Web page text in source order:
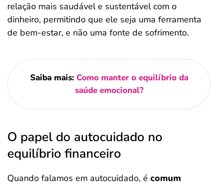
relação mais saudável e sustentável com o
dinheiro, permitindo que ele seja uma ferramenta
de bem-estar, e não uma fonte de sofrimento.
Saiba mais: Como manter o equilíbrio da
saúde emocional?
O papel do autocuidado no
equilíbrio financeiro
Quando falamos em autocuidado, é comum